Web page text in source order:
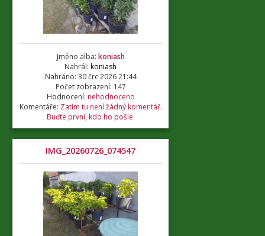
Jméno alba: koniash
Nahrál: koniash
Nahráno: 30 črc 2026 21:44
Počet zobrazení: 147
Hodnocení: nehodnoceno
Komentáře: Zatím tu není žádný komentář.
Buďte první, kdo ho pošle.
IMG_20260726_074547